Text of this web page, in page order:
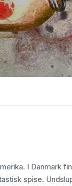
I Danmark
spise.